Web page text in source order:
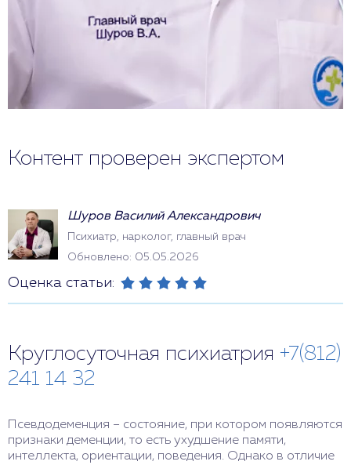
Контент проверен экспертом
Шуров Василий Александрович
Психиатр, нарколог, главный врач
Обновлено: 05.05.2026
Оценка статьи:
Круглосуточная психиатрия +7(812)
241 14 32
Псевдодеменция – состояние, при котором появляются
признаки деменции, то есть ухудшение памяти,
интеллекта, ориентации, поведения. Однако в отличие